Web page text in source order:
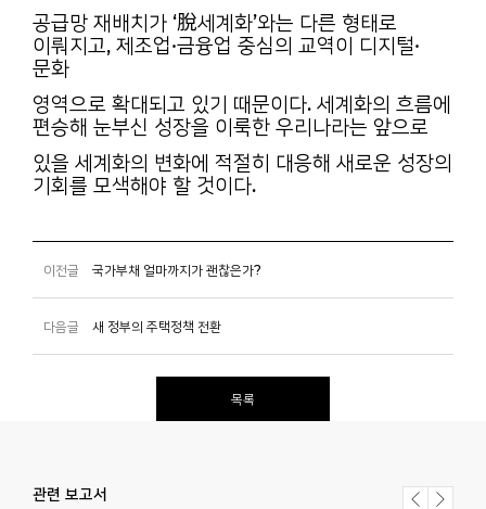
공급망 재배치가 ‘脫세계화’와는 다른 형태로
이뤄지고, 제조업·금융업 중심의 교역이 디지털·
문화
영역으로 확대되고 있기 때문이다. 세계화의 흐름에
편승해 눈부신 성장을 이룩한 우리나라는 앞으로
있을 세계화의 변화에 적절히 대응해 새로운 성장의
기회를 모색해야 할 것이다.
이전글 국가부채 얼마까지가 괜찮은가?
다음글 새 정부의 주택정책 전환
목록
관련 보고서